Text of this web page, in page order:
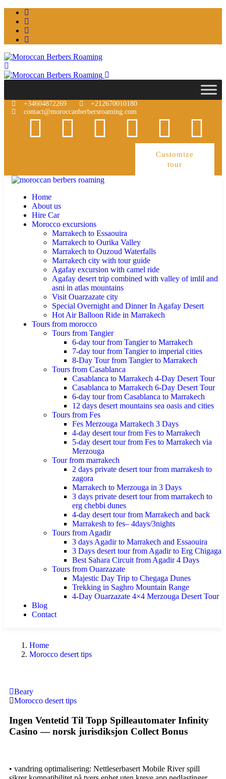
+34604872269
+212670010180
contact@moroccanberbersroaming.com
Customize
tour
Home
About us
Hire Car
Morocco excursions
Marrakech to Essaouira
Marrakech to Ourika Valley
Marrakech to Ouzoud Waterfalls
Marrakech city with tour guide
Agafay excursion with camel ride
Agafay desert trip combined with valley of imlil and
asni in atlas mountains
Visit Ouarzazate city
Special Overnight and Dinner In Agafay Desert
Hot Air Balloon Ride in Marrakech
Tours from morocco
Tours from Tangier
6-day tour from Tangier to Marrakech
7-day tour from Tangier to imperial cities
8-Day Tour from Tangier to Marrakech
Tours from Casablanca
Casablanca to Marrakech 4-Day Desert Tour
Casablanca to Marrakech 6-Day Desert Tour
6-day tour from Casablanca to Marrakech
12 days desert mountains sea oasis and cities
Tours from Fes
Fes Merzouga Marrakech 3 Days
4-day desert tour from Fes to Marrakech
5-day desert tour from Fes to Marrakech via
Merzouga
Tour from marrakech
2 days private desert tour from marrakesh to
zagora
Marrakech to Merzouga in 3 Days
3 days private desert tour from marrakech to
erg chebbi dunes
4-day desert tour from Marrakech and back
Marrakesh to fes– 4days/3nights
Tours from Agadir
3 days Agadir to Marrakech and Essaouira
3 Days desert tour from Agadir to Erg Chigaga
Best Sahara Circuit from Agadir 4 Days
Tours from Ouarzazate
Majestic Day Trip to Chegaga Dunes
Trekking in Saghro Mountain Range
4-Day Ouarzazate 4×4 Merzouga Desert Tour
Blog
Contact
Home
Morocco desert tips
Beary
Morocco desert tips
Ingen Ventetid Til Topp Spilleautomater Infinity
Casino — norsk jurisdiksjon Collect Bonus
• vandring optimalisering: Nettleserbasert Mobile River spill